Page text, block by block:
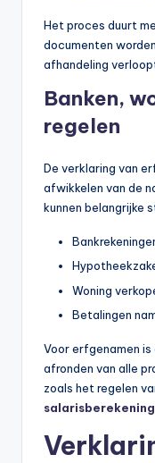
Het proces duurt
documenten
afhandeling
Banken,
regelen
De verklaring van
afwikkelen van de
kunnen belangrijke
Woning
Betalingen
Voor erfgenamen
afronden van alle
zoals het regelen